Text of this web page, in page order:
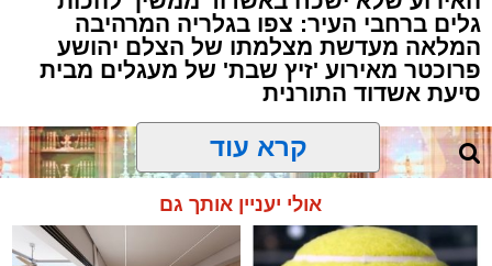
גלים ברחבי העיר: צפו בגלריה המרהיבה
המלאה מעדשת מצלמתו של הצלם יהושע
פרוכטר מאירוע 'זיץ שבת' של מעגלים מבית
סיעת אשדוד התורנית
קרא עוד
אולי יעניין אותך גם